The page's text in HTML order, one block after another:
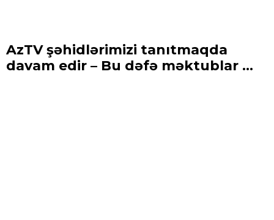
AzTV şəhidlərimizi tanıtmaqda
davam edir – Bu dəfə məktublar ...